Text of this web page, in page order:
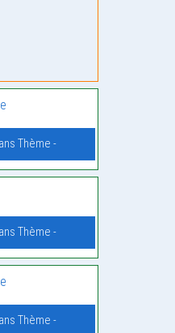
Thème -
Thème -
Thème -